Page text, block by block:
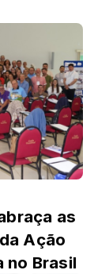
as
Ação
no Brasil